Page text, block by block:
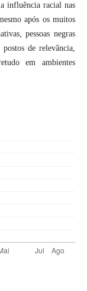
influência racial nas
após os muitos
pessoas negras
de relevância,
em ambientes